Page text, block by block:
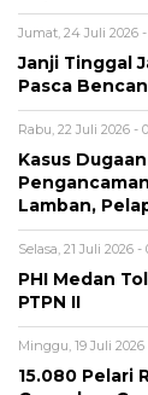
Jumat, 24 Juli 2026 -
Janji Tinggal
Pasca
Rabu, 22 Juli 2026 -
Kasus
Lamban,
Selasa, 21 Juli 2026 -
PHI Medan
PTPN II
Minggu, 19 Juli 2026
15.080 Pelari